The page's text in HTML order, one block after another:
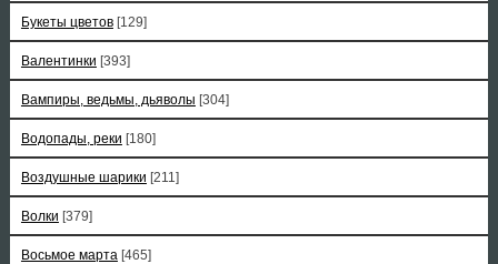
Букеты цветов [129]
Валентинки [393]
Вампиры, ведьмы, дьяволы [304]
Водопады, реки [180]
Воздушные шарики [211]
Волки [379]
Восьмое марта [465]